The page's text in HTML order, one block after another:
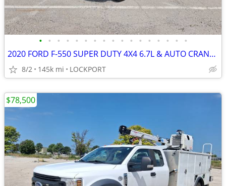
• • • • • • • • • • • • • • • • •
2020 FORD F-550 SUPER DUTY 4X4 6.7L & AUTO CRANE HC-6 SERVICE UTILITY
8/2 145k mi LOCKPORT
$78,500